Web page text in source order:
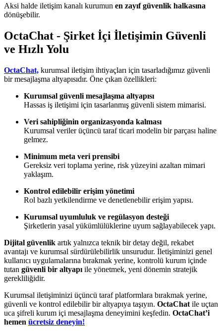
Aksi halde iletişim kanalı kurumun en zayıf güvenlik halkasına
dönüşebilir.
OctaChat - Şirket İçi İletişimin Güvenli
ve Hızlı Yolu
OctaChat, kurumsal iletişim ihtiyaçları için tasarladığımız güvenli
bir mesajlaşma altyapısıdır. Öne çıkan özellikleri:
Kurumsal güvenli mesajlaşma altyapısı
Hassas iş iletişimi için tasarlanmış güvenli sistem mimarisi.
Veri sahipliğinin organizasyonda kalması
Kurumsal veriler üçüncü taraf ticari modelin bir parçası haline
gelmez.
Minimum meta veri prensibi
Gereksiz veri toplama yerine, risk yüzeyini azaltan mimari
yaklaşım.
Kontrol edilebilir erişim yönetimi
Rol bazlı yetkilendirme ve denetlenebilir erişim yapısı.
Kurumsal uyumluluk ve regülasyon desteği
Şirketlerin yasal yükümlülüklerine uyum sağlayabilecek yapı.
Dijital güvenlik artık yalnızca teknik bir detay değil, rekabet
avantajı ve kurumsal sürdürülebilirlik unsurudur. İletişiminizi genel
kullanıcı uygulamalarına bırakmak yerine, kontrolü kurum içinde
tutan güvenli bir altyapı ile yönetmek, yeni dönemin stratejik
gerekliliğidir.
Kurumsal iletişiminizi üçüncü taraf platformlara bırakmak yerine,
güvenli ve kontrol edilebilir bir altyapıya taşıyın. OctaChat ile uçtan
uca şifreli kurum içi mesajlaşma deneyimini keşfedin. OctaChat’i
hemen ücretsiz deneyin!